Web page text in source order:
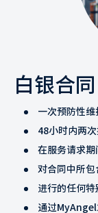
白银合同
一次预防性维
48小时内两次
在服务请求
对合同中所
进行的任何
通过